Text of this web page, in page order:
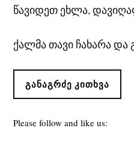
წავიდეთ ეხლა,
ქალმა თავი ჩახარა და
ᲒᲐᲜᲐᲒᲠᲫᲔ ᲙᲘᲗᲮᲕᲐ
Please follow and like us: